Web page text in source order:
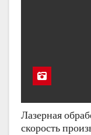
Лазерная
скорость